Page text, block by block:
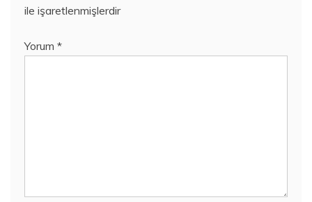
ile işaretlenmişlerdir
Yorum *